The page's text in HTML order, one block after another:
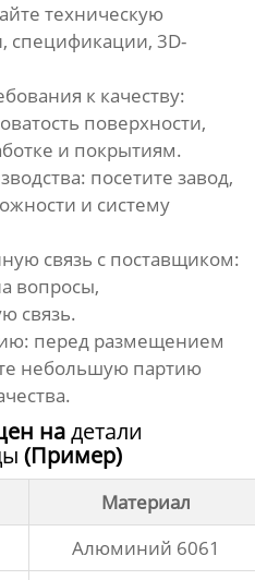
техническую
спецификации, 3D-
к качеству:
поверхности,
и покрытиям.
посетите завод,
и систему
связь с поставщиком:
вопросы,
связь.
перед размещением
небольшую партию
надетали
(Пример)
Материал
Алюминий 6061